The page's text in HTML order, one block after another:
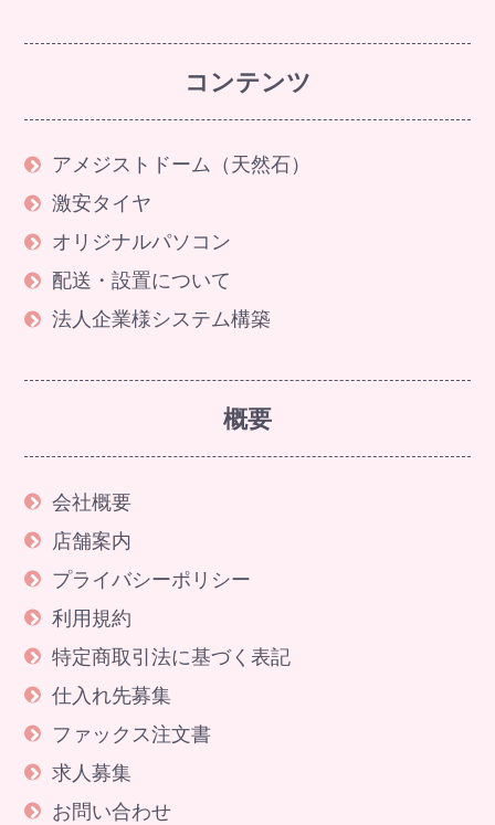
コンテンツ
アメジストドーム（天然石）
激安タイヤ
オリジナルパソコン
配送・設置について
法人企業様システム構築
概要
会社概要
店舗案内
プライバシーポリシー
利用規約
特定商取引法に基づく表記
仕入れ先募集
ファックス注文書
求人募集
お問い合わせ